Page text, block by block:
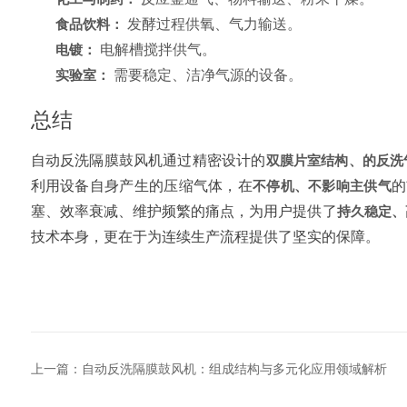
食品饮料：
发酵过程供氧、气力输送。
电镀：
电解槽搅拌供气。
实验室：
需要稳定、洁净气源的设备。
总结
自动反洗隔膜鼓风机通过精密设计的双膜片室结构、的反
利用设备自身产生的压缩气体，在不停机、不影响主供气
塞、效率衰减、维护频繁的痛点，为用户提供了持久稳定
技术本身，更在于为连续生产流程提供了坚实的保障。
上一篇： 自动反洗隔膜鼓风机：组成结构与多元化应用领域解析